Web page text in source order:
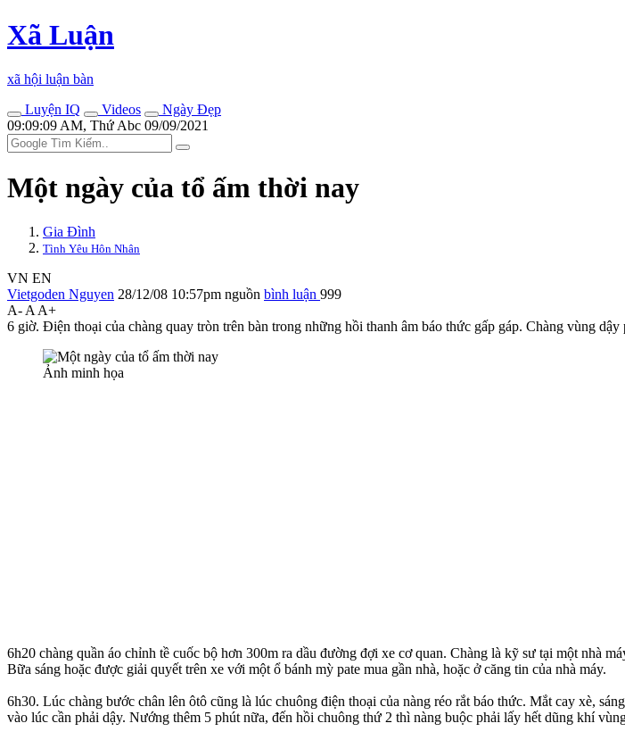
Xã Luận
xã hội luận bàn
Luyện IQ
Videos
Ngày Đẹp
09:09:09 AM, Thứ Abc 09/09/2021
Một ngày của tổ ấm thời nay
Gia Đình
Tình Yêu Hôn Nhân
VN EN
Vietgoden Nguyen 28/12/08 10:57pm nguồn bình luận 999
A- A A+
6 giờ. Điện thoại của chàng quay tròn trên bàn trong những hồi thanh âm báo thức gấp gáp. Chàng vùng
Ảnh minh họa
6h20 chàng quần áo chỉnh tề cuốc bộ hơn 300m ra dầu đường đợi xe cơ quan. Chàng là kỹ sư tại một nhà
Bữa sáng hoặc được giải quyết trên xe với một ổ bánh mỳ pate mua gần nhà, hoặc ở căng tin của nhà máy.
6h30. Lúc chàng bước chân lên ôtô cũng là lúc chuông điện thoại của nàng réo rắt báo thức. Mắt cay xè,
vào lúc cần phải dậy. Nướng thêm 5 phút nữa, đến hồi chuông thứ 2 thì nàng buộc phải lấy hết dũng khí